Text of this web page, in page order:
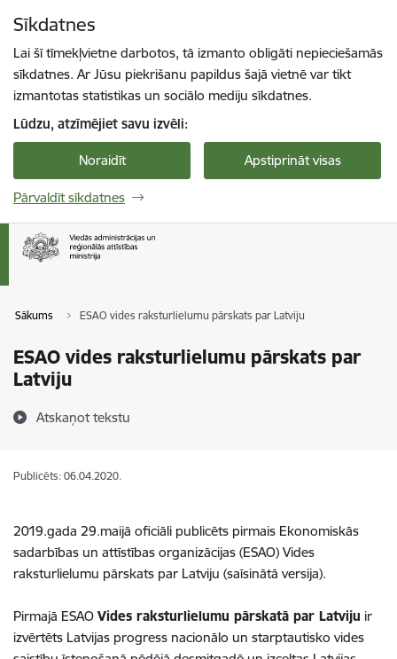
Sīkdatnes
Lai šī tīmekļvietne darbotos, tā izmanto obligāti nepieciešamās
sīkdatnes. Ar Jūsu piekrišanu papildus šajā vietnē var tikt
izmantotas statistikas un sociālo mediju sīkdatnes.
Lūdzu, atzīmējiet savu izvēli:
Noraidīt Apstiprināt visas
Pārvaldīt sīkdatnes
Sākums ESAO vides raksturlielumu pārskats par Latviju
ESAO vides raksturlielumu pārskats par
Latviju
Atskaņot tekstu
Publicēts: 06.04.2020.
2019.gada 29.maijā oficiāli publicēts pirmais Ekonomiskās
sadarbības un attīstības organizācijas (ESAO) Vides
raksturlielumu pārskats par Latviju (saīsinātā versija).
Pirmajā ESAO Vides raksturlielumu pārskatā par Latviju ir
izvērtēts Latvijas progress nacionālo un starptautisko vides